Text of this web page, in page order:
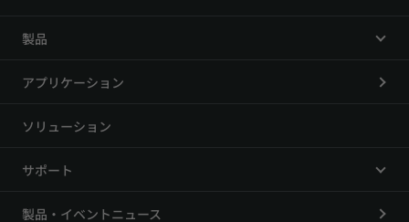
製品
アプリケーション
ソリューション
サポート
製品・イベントニュース